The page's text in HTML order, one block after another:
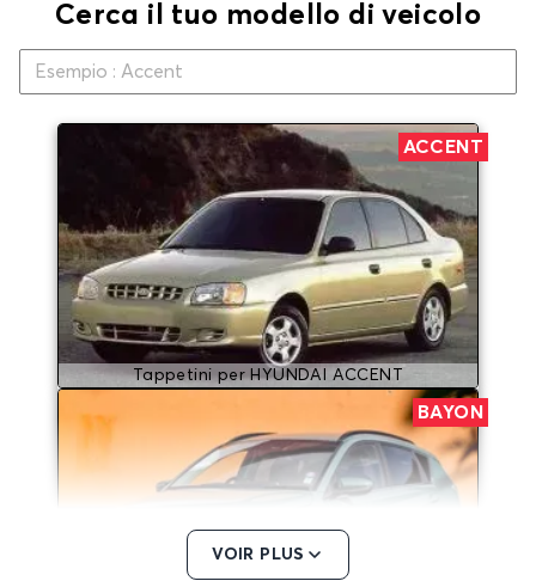
Cerca il tuo modello di veicolo
ACCENT
Tappetini per HYUNDAI ACCENT
BAYON
VOIR PLUS